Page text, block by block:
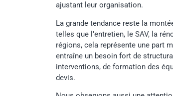
ajustant leur organisation.
La grande tendance reste la
telles que l’entretien, le SAV, la
régions, cela représente une part
entraîne un besoin fort de
interventions, de formation des
devis.